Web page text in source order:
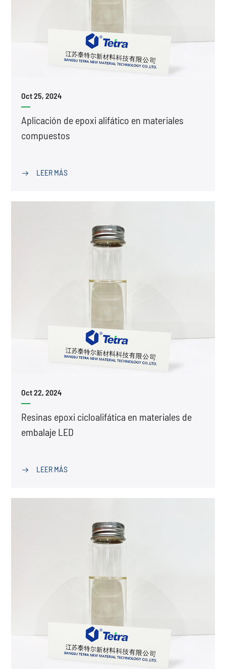
Oct 25, 2024
Aplicación de epoxi alifático en materiales
compuestos
 LEER MÁS
Oct 22, 2024
Resinas epoxi cicloalifática en materiales de
embalaje LED
 LEER MÁS